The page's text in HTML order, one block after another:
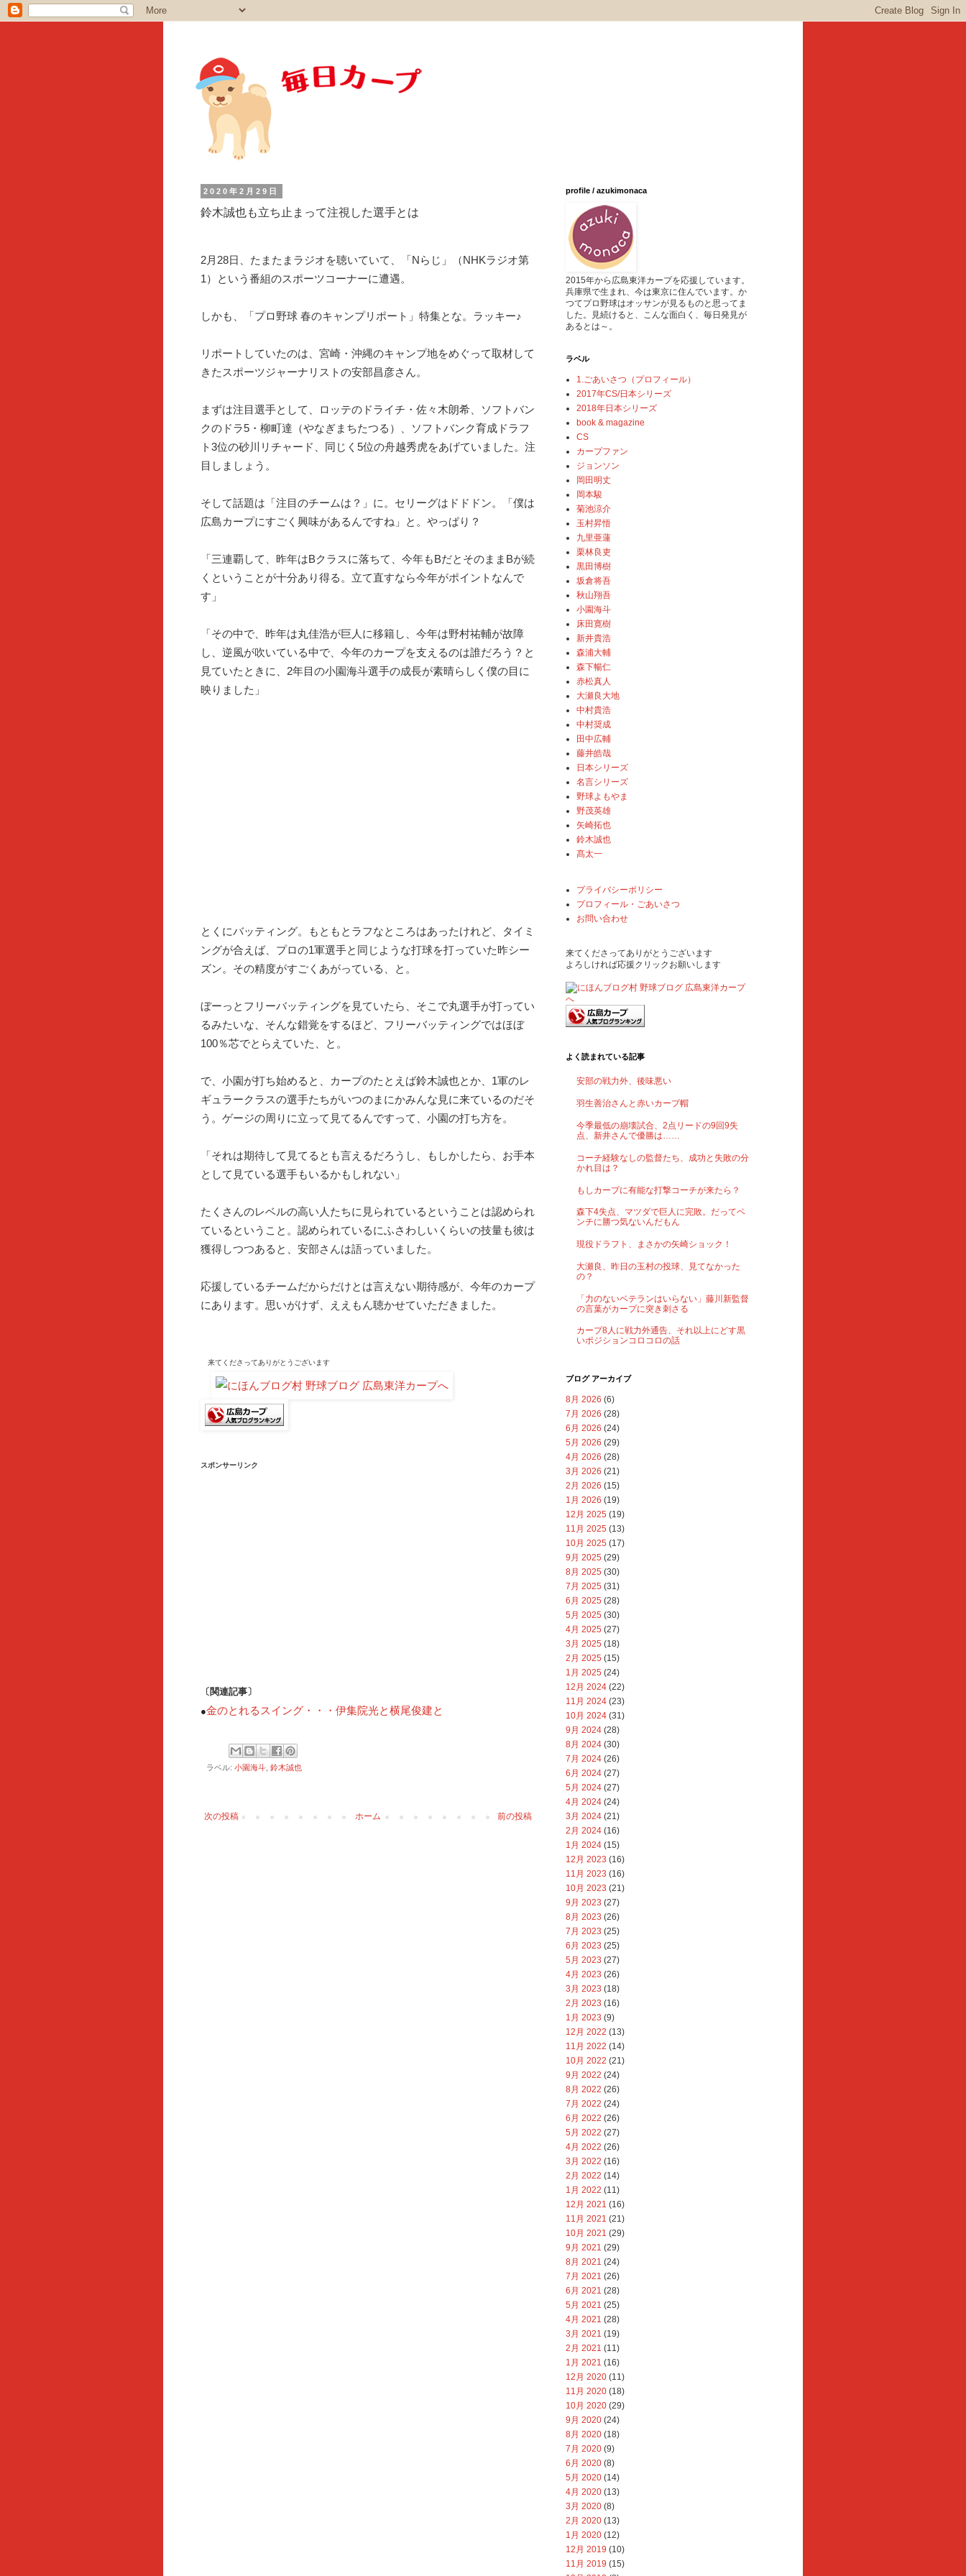
2020年2月29日
鈴木誠也も立ち止まって注視した選手とは
2月28日、たまたまラジオを聴いていて、「Nらじ」（NHKラジオ第
1）という番組のスポーツコーナーに遭遇。
しかも、「プロ野球 春のキャンプリポート」特集とな。ラッキー♪
リポートしていたのは、宮崎・沖縄のキャンプ地をめぐって取材して
きたスポーツジャーナリストの安部昌彦さん。
まずは注目選手として、ロッテのドライチ・佐々木朗希、ソフトバン
クのドラ5・柳町達（やなぎまちたつる）、ソフトバンク育成ドラフ
ト3位の砂川リチャード、同じく5位の舟越秀虎をあげていました。注
目しましょう。
そして話題は「注目のチームは？」に。セリーグはドドドン。「僕は
広島カープにすごく興味があるんですね」と。やっぱり？
「三連覇して、昨年はBクラスに落ちて、今年もBだとそのままBが続
くということが十分あり得る。立て直すなら今年がポイントなんで
す」
「その中で、昨年は丸佳浩が巨人に移籍し、今年は野村祐輔が故障
し、逆風が吹いている中で、今年のカープを支えるのは誰だろう？と
見ていたときに、2年目の小園海斗選手の成長が素晴らしく僕の目に
映りました」
とくにバッティング。もともとラフなところはあったけれど、タイミ
ングが合えば、プロの1軍選手と同じような打球を打っていた昨シー
ズン。その精度がすごくあがっている、と。
ぼーっとフリーバッティングを見ていたら、そこで丸選手が打ってい
るみたいな、そんな錯覚をするほど、フリーバッティングではほぼ
100％芯でとらえていた、と。
で、小園が打ち始めると、カープのたとえば鈴木誠也とか、1軍のレ
ギュラークラスの選手たちがいつのまにかみんな見に来ているのだそ
う。ゲージの周りに立って見てるんですって、小園の打ち方を。
「それは期待して見てるとも言えるだろうし、もしかしたら、お手本
として見ている選手もいるかもしれない」
たくさんのレベルの高い人たちに見られているということは認められ
ているということ。認められているにふさわしいくらいの技量も彼は
獲得しつつあると、安部さんは語っていました。
応援しているチームだからだけとは言えない期待感が、今年のカープ
にあります。思いがけず、ええもん聴かせていただきました。
来てくださってありがとうございます
スポンサーリンク
〔関連記事〕
●金のとれるスイング・・・伊集院光と横尾俊建と
ラベル: 小園海斗 鈴木誠也
次の投稿 前の投稿
ホーム
profile / azukimonaca
2015年から広島東洋カープを応援しています。
兵庫県で生まれ、今は東京に住んでいます。か
つてプロ野球はオッサンが見るものと思ってま
した。見続けると、こんな面白く、毎日発見が
あるとは～。
ラベル
1.ごあいさつ（プロフィール）
2017年CS/日本シリーズ
2018年日本シリーズ
book & magazine
CS
カープファン
ジョンソン
岡田明丈
岡本駿
菊池涼介
玉村昇悟
九里亜蓮
栗林良吏
黒田博樹
坂倉将吾
秋山翔吾
小園海斗
床田寛樹
新井貴浩
森浦大輔
森下暢仁
赤松真人
大瀬良大地
中村貴浩
中村奨成
田中広輔
藤井皓哉
日本シリーズ
名言シリーズ
野球よもやま
野茂英雄
矢崎拓也
鈴木誠也
髙太一
プライバシーポリシー
プロフィール・ごあいさつ
お問い合わせ
来てくださってありがとうございます
よろしければ応援クリックお願いします
よく読まれている記事
安部の戦力外、後味悪い
羽生善治さんと赤いカープ帽
今季最低の崩壊試合、2点リードの9回9失
点、新井さんで優勝は……
コーチ経験なしの監督たち、成功と失敗の分
かれ目は？
もしカープに有能な打撃コーチが来たら？
森下4失点、マツダで巨人に完敗。だってベ
ンチに勝つ気ないんだもん
現役ドラフト、まさかの矢崎ショック！
大瀬良、昨日の玉村の投球、見てなかった
の？
「力のないベテランはいらない」藤川新監督
の言葉がカープに突き刺さる
カープ8人に戦力外通告、それ以上にどす黒
いポジションコロコロの話
ブログ アーカイブ
8月 2026 (6)
7月 2026 (28)
6月 2026 (24)
5月 2026 (29)
4月 2026 (28)
3月 2026 (21)
2月 2026 (15)
1月 2026 (19)
12月 2025 (19)
11月 2025 (13)
10月 2025 (17)
9月 2025 (29)
8月 2025 (30)
7月 2025 (31)
6月 2025 (28)
5月 2025 (30)
4月 2025 (27)
3月 2025 (18)
2月 2025 (15)
1月 2025 (24)
12月 2024 (22)
11月 2024 (23)
10月 2024 (31)
9月 2024 (28)
8月 2024 (30)
7月 2024 (26)
6月 2024 (27)
5月 2024 (27)
4月 2024 (24)
3月 2024 (21)
2月 2024 (16)
1月 2024 (15)
12月 2023 (16)
11月 2023 (16)
10月 2023 (21)
9月 2023 (27)
8月 2023 (26)
7月 2023 (25)
6月 2023 (25)
5月 2023 (27)
4月 2023 (26)
3月 2023 (18)
2月 2023 (16)
1月 2023 (9)
12月 2022 (13)
11月 2022 (14)
10月 2022 (21)
9月 2022 (24)
8月 2022 (26)
7月 2022 (24)
6月 2022 (26)
5月 2022 (27)
4月 2022 (26)
3月 2022 (16)
2月 2022 (14)
1月 2022 (11)
12月 2021 (16)
11月 2021 (21)
10月 2021 (29)
9月 2021 (29)
8月 2021 (24)
7月 2021 (26)
6月 2021 (28)
5月 2021 (25)
4月 2021 (28)
3月 2021 (19)
2月 2021 (11)
1月 2021 (16)
12月 2020 (11)
11月 2020 (18)
10月 2020 (29)
9月 2020 (24)
8月 2020 (18)
7月 2020 (9)
6月 2020 (8)
5月 2020 (14)
4月 2020 (13)
3月 2020 (8)
2月 2020 (13)
1月 2020 (12)
12月 2019 (10)
11月 2019 (15)